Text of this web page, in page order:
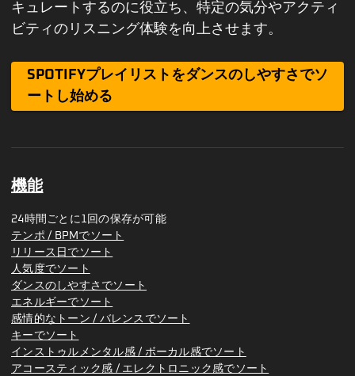
キュレートするのに役立ち、特定の気分やアクティ
ビティのリスニング体験を向上させます。
SPOTIFYプレイリストをダンスのしやすさでソ
ートし始める
機能
24時間ごとに1回の保存が可能
テンポ / BPMでソート
リリース日でソート
人気度でソート
ダンスのしやすさでソート
エネルギーでソート
感情的なトーン / バレンスでソート
キーでソート
インストゥルメンタル感 / ボーカル感でソート
アコースティック感 / エレクトロニック感でソート